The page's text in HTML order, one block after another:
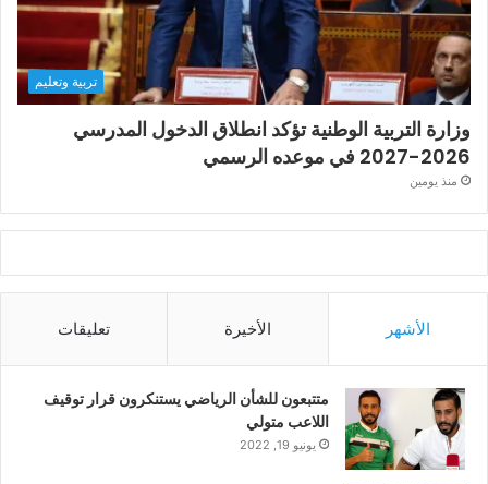
تربية وتعليم
وزارة التربية الوطنية تؤكد انطلاق الدخول المدرسي
2026-2027 في موعده الرسمي
منذ يومين
الأشهر الأخيرة تعليقات
متتبعون للشأن الرياضي يستنكرون قرار توقيف
اللاعب متولي
يونيو 19, 2022